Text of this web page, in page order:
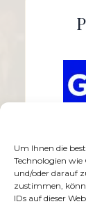
Um Ihnen die
Technologien
und/oder darauf
zustimmen,
IDs auf dieser